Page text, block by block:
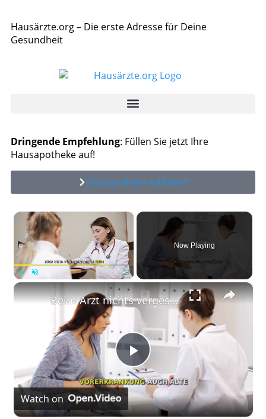
Hausärzte.org – Die erste Adresse für Deine
Gesundheit
Dringende Empfehlung: Füllen Sie jetzt Ihre
Hausapotheke auf!
Hausapotheke auffüllen*
×
Now Playing
×
Play
Video
Beim Arzt nichts vergessen - Diese 5 Infos sind entscheidend!
Watch on